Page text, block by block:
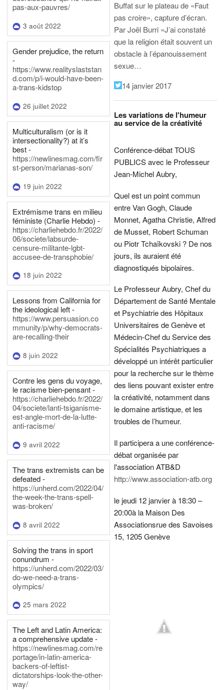
pas-aux-pauvres/
3 août 2022
Gender prejudice, the return
-
https://www.realityslaststan
d.com/p/i-would-have-been-
a-trans-kidstop
26 juillet 2022
Multiculturalism (or is it
intersectionality?) at it’s
best -
https://newlinesmag.com/fir
st-person/marianas-son/
19 juin 2022
Extrémisme trans en milieu
féministe (Charlie Hebdo) -
https://charliehebdo.fr/2022/
06/societe/labsurde-
censure-militante-lgbt-
accusee-de-transphobie/
18 juin 2022
Lessons from California for
the ideological left -
https://www.persuasion.co
mmunity/p/why-democrats-
are-recalling-their
8 juin 2022
Contre les gens du voyage,
le racisme bien-pensant -
https://charliehebdo.fr/2022/
04/societe/lanti-tsiganisme-
est-angle-mort-de-la-lutte-
anti-racisme/
9 avril 2022
The trans extremists can be
defeated -
https://unherd.com/2022/04/
the-week-the-trans-spell-
was-broken/
8 avril 2022
Solving the trans in sport
conundrum -
https://unherd.com/2022/03/
do-we-need-a-trans-
olympics/
25 mars 2022
The Left and Latin America:
a comprehensive update -
https://newlinesmag.com/re
portage/in-latin-america-
backers-of-leftist-
dictatorships-look-the-other-
way/
Buffat sur le plateau de «Faut
pas croire», capture d’écran.
Par Joël Burri «J’ai constaté
que la religion était souvent un
obstacle à l’épanouissement
sexue…
14 janvier 2017
Les variations de l'humeur
au service de la créativité
Conférence-débat TOUS
PUBLICS avec le Professeur
Jean-Michel Aubry,
Quel est un point commun
entre Van Gogh, Claude
Monnet, Agatha Christie, Alfred
de Musset, Robert Schuman
ou Piotr Tchaïkovski ? De nos
jours, ils auraient été
diagnostiqués bipolaires.
Le Professeur Aubry, Chef du
Département de Santé Mentale
et Psychiatrie des Hôpitaux
Universitaires de Genève et
Médecin-Chef du Service des
Spécialités Psychiatriques a
développé un intérêt particulier
pour la recherche sur le thème
des liens pouvant exister entre
la créativité, notamment dans
le domaine artistique, et les
troubles de l’humeur.
Il participera a une conférence-
débat organisée par
l'association ATB&D
http://www.association-atb.org
le jeudi 12 janvier à 18:30 –
20:00à la Maison Des
Associationsrue des Savoises
15, 1205 Genève